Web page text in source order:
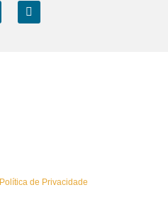
Política de Privacidade